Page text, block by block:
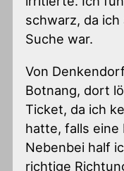
schwarz, da
Suche war.
Von
Botnang, dort
Ticket, da ich
hatte, falls
Nebenbei half
richtige